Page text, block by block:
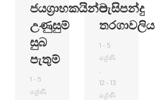
ජයග්‍රාහකයින්ට
උණුසුම්
සුබ
පැතුම්
1 - 5
ශ්‍රේණි
පැසිපන්දු
තරගාවලිය
1 - 5
ශ්‍රේණි
12 - 13
ශ්‍රේණි